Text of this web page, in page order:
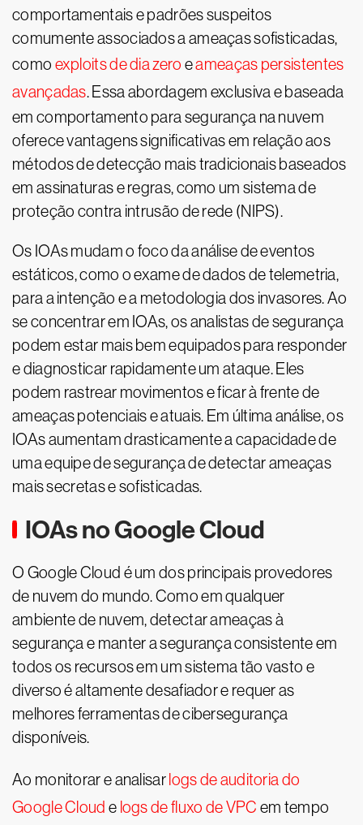
comportamentais e padrões suspeitos
comumente associados a ameaças sofisticadas,
como exploits de dia zero eameaças persistentes
avançadas. Essa abordagem exclusiva e baseada
em comportamento para segurança na nuvem
oferece vantagens significativas em relação aos
métodos de detecção mais tradicionais baseados
em assinaturas e regras, como um sistema de
proteção contra intrusão de rede (NIPS).
Os IOAs mudam o foco da análise de eventos
estáticos, como o exame de dados de telemetria,
para a intenção e a metodologia dos invasores. Ao
se concentrar em IOAs, os analistas de segurança
podem estar mais bem equipados para responder
e diagnosticar rapidamente um ataque. Eles
podem rastrear movimentos e ficar à frente de
ameaças potenciais e atuais. Em última análise, os
IOAs aumentam drasticamente a capacidade de
uma equipe de segurança de detectar ameaças
mais secretas e sofisticadas.
IOAs no Google Cloud
O Google Cloud é um dos principais provedores
de nuvem do mundo. Como em qualquer
ambiente de nuvem, detectar ameaças à
segurança e manter a segurança consistente em
todos os recursos em um sistema tão vasto e
diverso é altamente desafiador e requer as
melhores ferramentas de cibersegurança
disponíveis.
Ao monitorar e analisar logs de auditoria do
Google Cloud e logs de fluxo de VPC em tempo